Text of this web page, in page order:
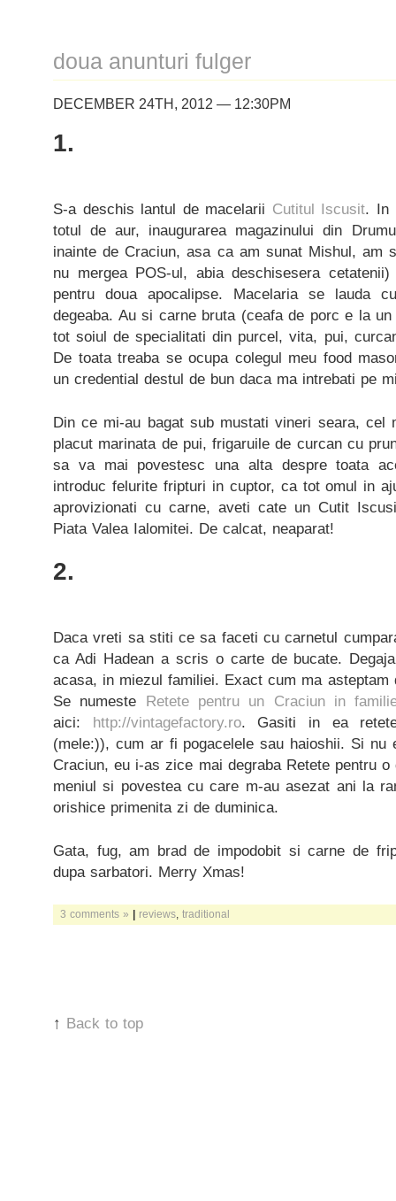
doua anunturi fulger
DECEMBER 24TH, 2012 — 12:30PM
1.
S-a deschis lantul de macelarii Cutitul Iscusit. In
totul de aur, inaugurarea magazinului din
inainte de Craciun, asa ca am sunat Mishul, am
nu mergea POS-ul, abia deschisesera
pentru doua apocalipse. Macelaria se lauda
degeaba. Au si carne bruta (ceafa de porc e la
tot soiul de specialitati din purcel, vita, pui,
De toata treaba se ocupa colegul meu food
un credential destul de bun daca ma intrebati pe
Din ce mi-au bagat sub mustati vineri seara, cel
placut marinata de pui, frigaruile de curcan cu
sa va mai povestesc una alta despre toata
introduc felurite fripturi in cuptor, ca tot omul in
aprovizionati cu carne, aveti cate un Cutit
Piata Valea Ialomitei. De calcat, neaparat!
2.
Daca vreti sa stiti ce sa faceti cu carnetul
ca Adi Hadean a scris o carte de bucate.
acasa, in miezul familiei. Exact cum ma
Se numeste Retete pentru un Craciun in
aici: http://vintagefactory.ro. Gasiti in ea
(mele:)), cum ar fi pogacelele sau haioshii. Si nu
Craciun, eu i-as zice mai degraba Retete pentru
meniul si povestea cu care m-au asezat ani la
orishice primenita zi de duminica.
Gata, fug, am brad de impodobit si carne de
dupa sarbatori. Merry Xmas!
3 comments » | reviews traditional
↑ Back to top